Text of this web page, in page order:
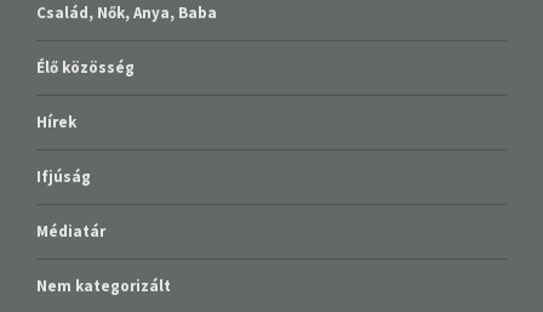
Család, Nők, Anya, Baba
Élő közösség
Hírek
Ifjúság
Médiatár
Nem kategorizált